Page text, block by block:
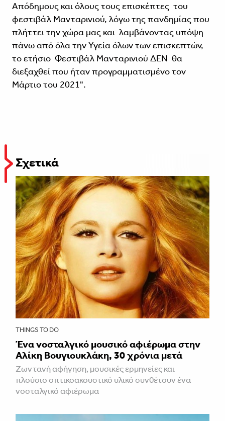
Απόδημους και όλους τους επισκέπτες του
φεστιβάλ Μανταρινιού, λόγω της πανδημίας που
πλήττει την χώρα μας και λαμβάνοντας υπόψη
πάνω από όλα την Υγεία όλων των επισκεπτών,
το ετήσιο Φεστιβάλ Μανταρινιού ΔΕΝ θα
διεξαχθεί που ήταν προγραμματισμένο τον
Μάρτιο του 2021".
Σχετικά
THINGS TO DO
Ένα νοσταλγικό μουσικό αφιέρωμα στην
Αλίκη Βουγιουκλάκη, 30 χρόνια μετά
Ζωντανή αφήγηση, μουσικές ερμηνείες και
πλούσιο οπτικοακουστικό υλικό συνθέτουν ένα
νοσταλγικό αφιέρωμα